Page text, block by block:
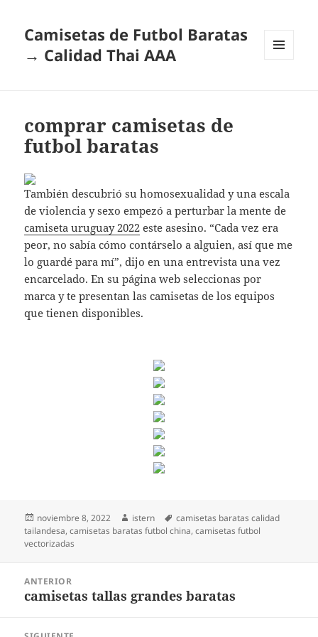
Camisetas de Futbol Baratas
→ Calidad Thai AAA
comprar camisetas de
futbol baratas
También descubrió su homosexualidad y una escala
de violencia y sexo empezó a perturbar la mente de
camiseta uruguay 2022 este asesino. “Cada vez era
peor, no sabía cómo contárselo a alguien, así que me
lo guardé para mí”, dijo en una entrevista una vez
encarcelado. En su página web seleccionas por
marca y te presentan las camisetas de los equipos
que tienen disponibles.
Publicado
el
noviembre 8, 2022 Autor
istern Etiquetas
camisetas baratas calidad
tailandesa,camisetas baratas futbol china,camisetas futbol
vectorizadas
entradas
ANTERIOR
Entrada
camisetas tallas grandes baratas